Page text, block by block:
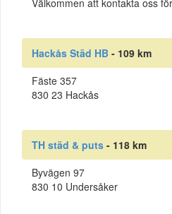
Välkommen att kontakta oss
Hackås Städ HB - 109 km
Fäste 357
830 23 Hackås
TH städ & puts - 118 km
Byvägen 97
830 10 Undersåker